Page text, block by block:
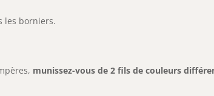
les borniers.
munissez-vous de 2 fils de couleurs